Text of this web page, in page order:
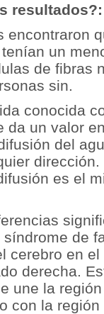
resultados?:
encontraron
un
de fibras
sin.
conocida
da un valor
del
dirección.
es el
de
cerebro en
derecha.
une la
con la región